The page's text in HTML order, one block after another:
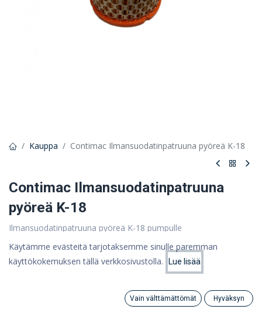
Hinta:
Lisää ostoskoriin
Category
Kauppa Contimac Ilmansuodatinpatruuna pyöreä K-18
Contimac Ilmansuodatinpatruuna
pyöreä K-18
Ilmansuodatinpatruuna pyöreä K-18 pumpulle
Pyydä tarjous ottamalla meihin yhteyttä
Käytämme evästeitä tarjotaksemme sinulle paremman
käyttökokemuksen tällä verkkosivustolla.
Lue lisää
Vain välttämättömät Hyväksyn